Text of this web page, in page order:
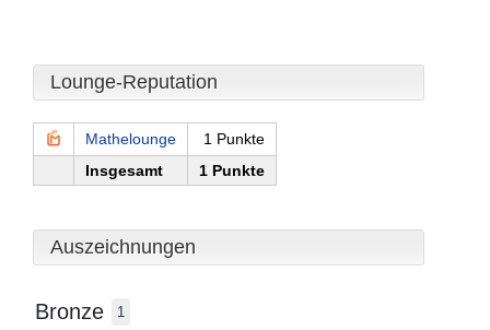
Lounge-Reputation
Mathelounge
1 Punkte
Insgesamt
1 Punkte
Auszeichnungen
Bronze 1